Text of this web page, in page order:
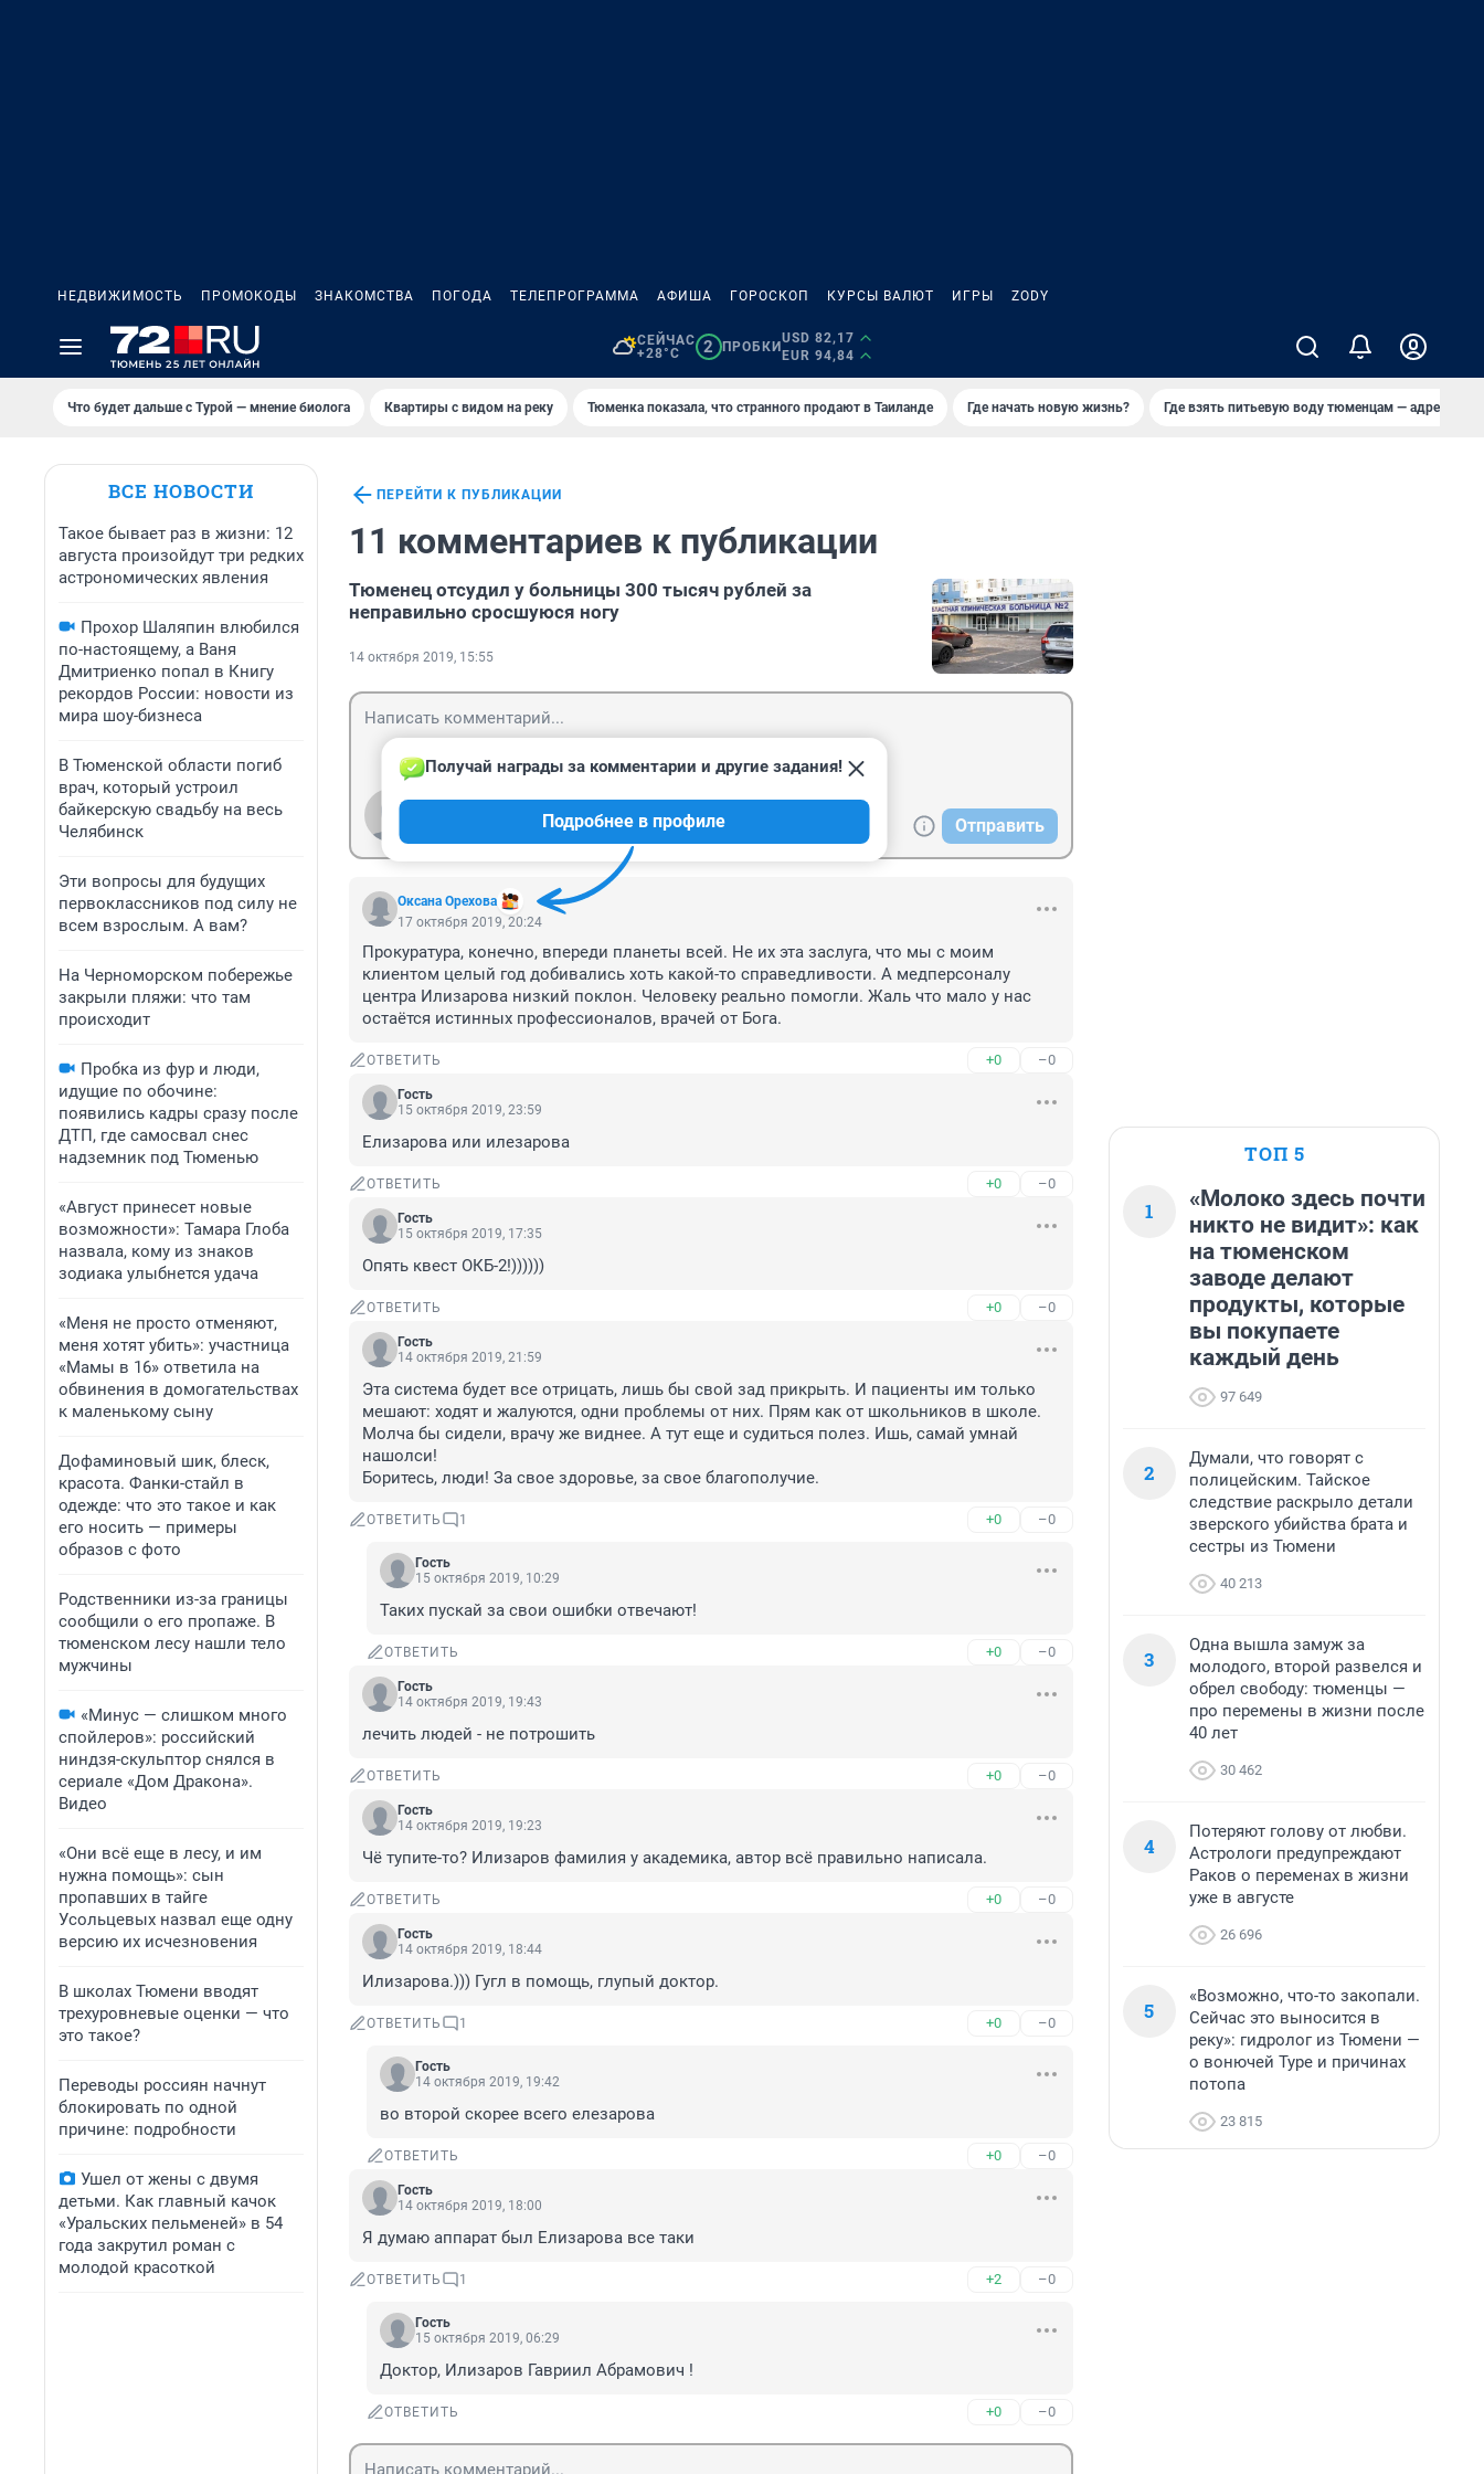
НЕДВИЖИМОСТЬ ПРОМОКОДЫ ЗНАКОМСТВА ПОГОДА ТЕЛЕПРОГРАММА АФИША ГОРОСКОП КУРСЫ ВАЛЮТ ИГРЫ ZODY
СЕЙЧАС
+28°C
2 ПРОБКИ
USD 82,17
EUR 94,84
Что будет дальше с Турой — мнение биолога Квартиры с видом на реку Тюменка показала, что странного продают в Таиланде Где начать новую жизнь? Где взять питьевую воду тюменцам — адреса
ВСЕ НОВОСТИ
Такое бывает раз в жизни: 12
августа произойдут три редких
астрономических явления
Прохор Шаляпин влюбился
по-настоящему, а Ваня
Дмитриенко попал в Книгу
рекордов России: новости из
мира шоу-бизнеса
В Тюменской области погиб
врач, который устроил
байкерскую свадьбу на весь
Челябинск
Эти вопросы для будущих
первоклассников под силу не
всем взрослым. А вам?
На Черноморском побережье
закрыли пляжи: что там
происходит
Пробка из фур и люди,
идущие по обочине:
появились кадры сразу после
ДТП, где самосвал снес
надземник под Тюменью
«Август принесет новые
возможности»: Тамара Глоба
назвала, кому из знаков
зодиака улыбнется удача
«Меня не просто отменяют,
меня хотят убить»: участница
«Мамы в 16» ответила на
обвинения в домогательствах
к маленькому сыну
Дофаминовый шик, блеск,
красота. Фанки-стайл в
одежде: что это такое и как
его носить — примеры
образов с фото
Родственники из-за границы
сообщили о его пропаже. В
тюменском лесу нашли тело
мужчины
«Минус — слишком много
спойлеров»: российский
ниндзя-скульптор снялся в
сериале «Дом Дракона».
Видео
«Они всё еще в лесу, и им
нужна помощь»: сын
пропавших в тайге
Усольцевых назвал еще одну
версию их исчезновения
В школах Тюмени вводят
трехуровневые оценки — что
это такое?
Переводы россиян начнут
блокировать по одной
причине: подробности
Ушел от жены с двумя
детьми. Как главный качок
«Уральских пельменей» в 54
года закрутил роман с
молодой красоткой
ПЕРЕЙТИ К ПУБЛИКАЦИИ
11 комментариев к публикации
Тюменец отсудил у больницы 300 тысяч рублей за
неправильно сросшуюся ногу
14 октября 2019, 15:55
Отправить
Оксана Орехова
Получай награды за комментарии и другие задания!
Подробнее в профиле
17 октября 2019, 20:24
Прокуратура, конечно, впереди планеты всей. Не их эта заслуга, что мы с моим
клиентом целый год добивались хоть какой-то справедливости. А медперсоналу
центра Илизарова низкий поклон. Человеку реально помогли. Жаль что мало у нас
остаётся истинных профессионалов, врачей от Бога.
ОТВЕТИТЬ +0 –0
Гость
15 октября 2019, 23:59
Елизарова или илезарова
ОТВЕТИТЬ +0 –0
Гость
15 октября 2019, 17:35
Опять квест ОКБ-2!))))))
ОТВЕТИТЬ +0 –0
Гость
14 октября 2019, 21:59
Эта система будет все отрицать, лишь бы свой зад прикрыть. И пациенты им только
мешают: ходят и жалуются, одни проблемы от них. Прям как от школьников в школе.
Молча бы сидели, врачу же виднее. А тут еще и судиться полез. Ишь, самай умнай
нашолси!
Боритесь, люди! За свое здоровье, за свое благополучие.
ОТВЕТИТЬ 1 +0 –0
Гость
15 октября 2019, 10:29
Таких пускай за свои ошибки отвечают!
ОТВЕТИТЬ +0 –0
Гость
14 октября 2019, 19:43
лечить людей - не потрошить
ОТВЕТИТЬ +0 –0
Гость
14 октября 2019, 19:23
Чё тупите-то? Илизаров фамилия у академика, автор всё правильно написала.
ОТВЕТИТЬ +0 –0
Гость
14 октября 2019, 18:44
Илизарова.))) Гугл в помощь, глупый доктор.
ОТВЕТИТЬ 1 +0 –0
Гость
14 октября 2019, 19:42
во второй скорее всего елезарова
ОТВЕТИТЬ +0 –0
Гость
14 октября 2019, 18:00
Я думаю аппарат был Елизарова все таки
ОТВЕТИТЬ 1 +2 –0
Гость
15 октября 2019, 06:29
Доктор, Илизаров Гавриил Абрамович !
ОТВЕТИТЬ +0 –0
ТОП 5
1
«Молоко здесь почти
никто не видит»: как
на тюменском
заводе делают
продукты, которые
вы покупаете
каждый день
97 649
2
Думали, что говорят с
полицейским. Тайское
следствие раскрыло детали
зверского убийства брата и
сестры из Тюмени
40 213
3
Одна вышла замуж за
молодого, второй развелся и
обрел свободу: тюменцы —
про перемены в жизни после
40 лет
30 462
4
Потеряют голову от любви.
Астрологи предупреждают
Раков о переменах в жизни
уже в августе
26 696
5
«Возможно, что-то закопали.
Сейчас это выносится в
реку»: гидролог из Тюмени —
о вонючей Туре и причинах
потопа
23 815